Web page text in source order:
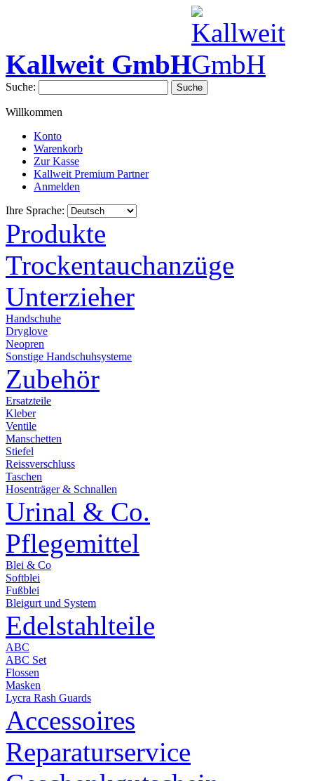
Kallweit GmbH
Suche: Suche
Willkommen
Konto
Warenkorb
Zur Kasse
Kallweit Premium Partner
Anmelden
Ihre Sprache:
Produkte
Trockentauchanzüge
Unterzieher
Handschuhe
Dryglove
Neopren
Sonstige Handschuhsysteme
Zubehör
Ersatzteile
Kleber
Ventile
Manschetten
Stiefel
Reissverschluss
Taschen
Hosenträger & Schnallen
Urinal & Co.
Pflegemittel
Blei & Co
Softblei
Fußblei
Bleigurt und System
Edelstahlteile
ABC
ABC Set
Flossen
Masken
Lycra Rash Guards
Accessoires
Reparaturservice